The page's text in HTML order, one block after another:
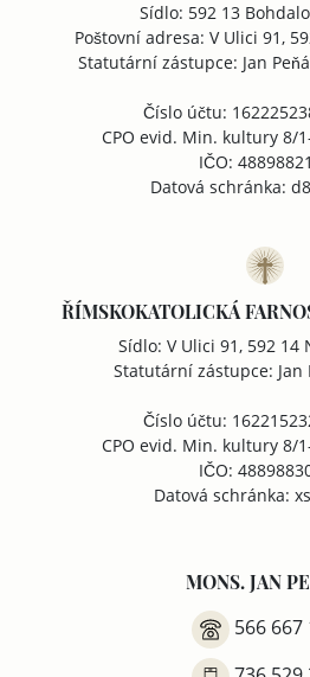
Sídlo: 592 13
Poštovní adresa: V Ulici 91,
Statutární zástupce: Jan
Číslo účtu:
CPO evid. Min. kultury 8/
IČO: 48898821
Datová schránka:
ŘÍMSKOKATOLICKÁ
Sídlo: V Ulici 91, 592 14
Statutární zástupce: Jan
Číslo účtu:
CPO evid. Min. kultury 8/
IČO:
Datová schránka:
MONS. JAN
566 667